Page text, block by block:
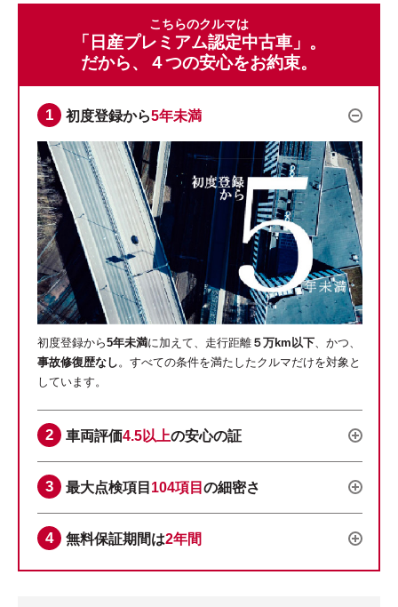
こちらのクルマは
「日産プレミアム認定中古車」。
だから、４つの安心をお約束。
初度登録から5年未満
初度登録から5年未満に加えて、走行距離 ５万km以下 、かつ、
事故修復歴なし 。すべての条件を満たしたクルマだけを対象と
しています。
車両評価4.5以上の安心の証
最大点検項目 104項目 の細密さ
無料保証期間は2年間